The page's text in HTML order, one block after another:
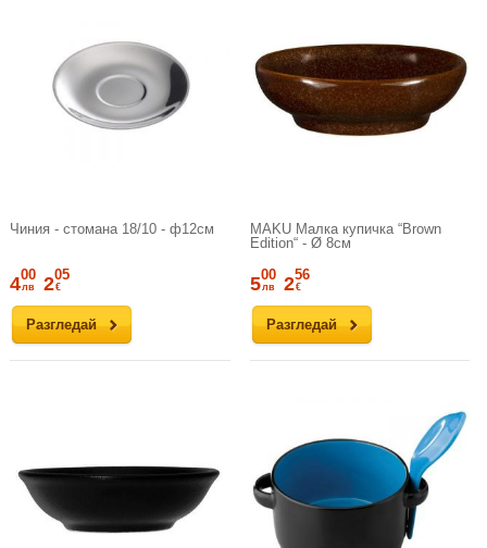
Чиния - стомана 18/10 - ф12см
Разгледай
400
лв 205
€
MAKU Малка купичка “Brown
Edition“ - Ø 8см
Разгледай
500
лв 256
€